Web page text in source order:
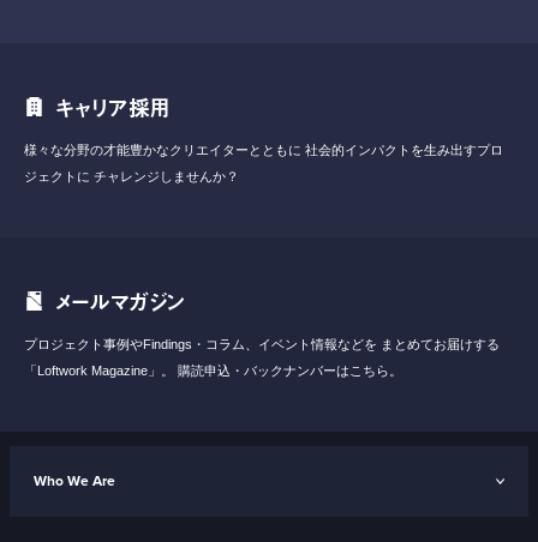
キャリア採用
様々な分野の才能豊かなクリエイターとともに 社会的インパクトを生み出すプロ
ジェクトに チャレンジしませんか？
メールマガジン
プロジェクト事例やFindings・コラム、イベント情報などを まとめてお届けする
「Loftwork Magazine」。
購読申込・バックナンバーはこちら。
Who We Are